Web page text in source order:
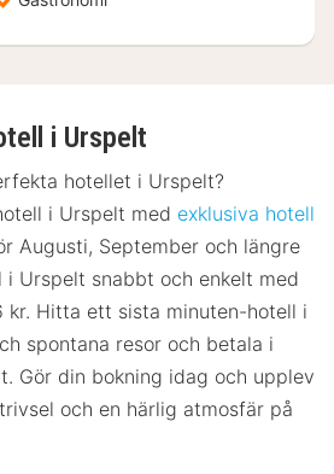
i Urspelt
hotellet i Urspelt?
i Urspelt med exklusiva hotell
Augusti, September och längre
Urspelt snabbt och enkelt med
kr. Hitta ett sista minuten-hotell i
spontana resor och betala i
Gör din bokning idag och upplev
och en härlig atmosfär på